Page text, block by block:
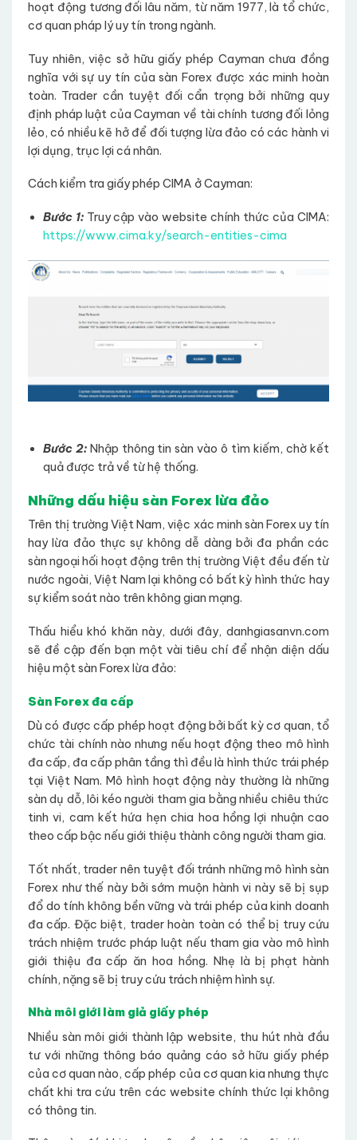
hoạt động tương đối lâu năm, từ năm 1977, là tổ chức,
cơ quan pháp lý uy tín trong ngành.
Tuy nhiên, việc sở hữu giấy phép Cayman chưa đồng
nghĩa với sự uy tín của sàn Forex được xác minh hoàn
toàn. Trader cần tuyệt đối cẩn trọng bởi những quy
định pháp luật của Cayman về tài chính tương đối lỏng
lẻo, có nhiều kẽ hở để đối tượng lừa đảo có các hành vi
lợi dụng, trục lợi cá nhân.
Cách kiểm tra giấy phép CIMA ở Cayman:
Bước 1:Truy cập vào website chính thức của CIMA:
https://www.cima.ky/search-entities-cima
Bước 2: Nhập thông tin sàn vào ô tìm kiếm, chờ kết
quả được trả về từ hệ thống.
Những dấu hiệu sàn Forex lừa đảo
Trên thị trường Việt Nam, việc xác minh sàn Forex uy tín
hay lừa đảo thực sự không dễ dàng bởi đa phần các
sàn ngoại hối hoạt động trên thị trường Việt đều đến từ
nước ngoài, Việt Nam lại không có bất kỳ hình thức hay
sự kiểm soát nào trên không gian mạng.
Thấu hiểu khó khăn này, dưới đây, danhgiasanvn.com
sẽ đề cập đến bạn một vài tiêu chí để nhận diện dấu
hiệu một sàn Forex lừa đảo:
Sàn Forex đa cấp
Dù có được cấp phép hoạt động bởi bất kỳ cơ quan, tổ
chức tài chính nào nhưng nếu hoạt động theo mô hình
đa cấp, đa cấp phân tầng thì đều là hình thức trái phép
tại Việt Nam. Mô hình hoạt động này thường là những
sàn dụ dỗ, lôi kéo người tham gia bằng nhiều chiêu thức
tinh vi, cam kết hứa hẹn chia hoa hồng lợi nhuận cao
theo cấp bậc nếu giới thiệu thành công người tham gia.
Tốt nhất, trader nên tuyệt đối tránh những mô hình sàn
Forex như thế này bởi sớm muộn hành vi này sẽ bị sụp
đổ do tính không bền vững và trái phép của kinh doanh
đa cấp. Đặc biệt, trader hoàn toàn có thể bị truy cứu
trách nhiệm trước pháp luật nếu tham gia vào mô hình
giới thiệu đa cấp ăn hoa hồng. Nhẹ là bị phạt hành
chính, nặng sẽ bị truy cứu trách nhiệm hình sự.
Nhà môi giới làm giả giấy phép
Nhiều sàn môi giới thành lập website, thu hút nhà đầu
tư với những thông báo quảng cáo sở hữu giấy phép
của cơ quan nào, cấp phép của cơ quan kia nhưng thực
chất khi tra cứu trên các website chính thức lại không
có thông tin.